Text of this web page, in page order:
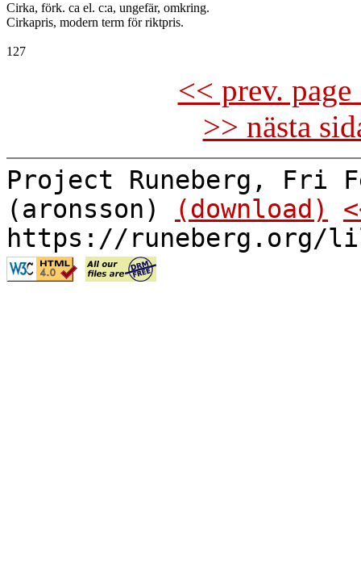
Cirka, förk. ca el. c:a, ungefär, omkring.
Cirkapris, modern term för riktpris.
<< prev.
>> nästa
Project Runeberg, Fri
(aronsson)
(download)
https://runeberg.org/